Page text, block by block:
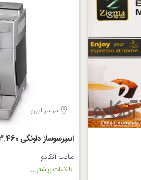
سراسر ایران
اسپرسوساز دلونگی ECAM23.460
سایت آفکادو
اطلاعات بیشتر...